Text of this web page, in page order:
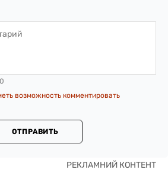
возможность комментировать
ОТПРАВИТЬ